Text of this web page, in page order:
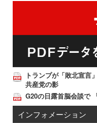
トランプが「敗北宣言
共産党の影
G20の日露首脳会談で
インフォメーション